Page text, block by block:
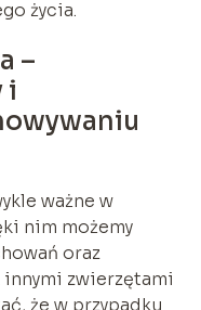
życia.
–
i
ważne w
nim możemy
oraz
zwierzętami
że w przypadku